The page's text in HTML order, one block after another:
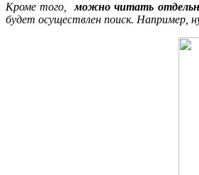
Кроме того,можно читать
будет осуществлен поиск.